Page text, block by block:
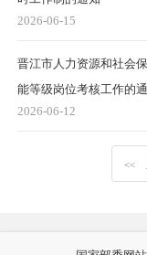
2026-06-15
晋江市人力资源和社会
能等级岗位考核工作的
2026-06-12
<<